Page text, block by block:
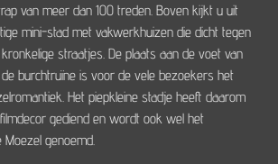
van meer dan 100 treden. Boven kijkt u uit
mini-stad met vakwerkhuizen die dicht tegen
straatjes. De plaats aan de voet van
burchtruïne is voor de vele bezoekers het
Het piepkleine stadje heeft daarom
gediend en wordt ook wel het
genoemd.